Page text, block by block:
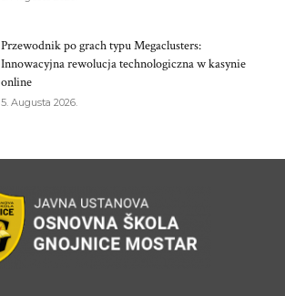
Przewodnik po grach typu Megaclusters:
Innowacyjna rewolucja technologiczna w kasynie
online
5. Augusta 2026.